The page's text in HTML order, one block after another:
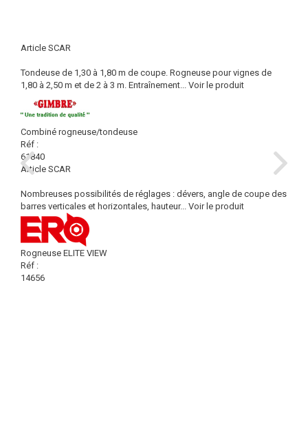
Article SCAR
Tondeuse de 1,30 à 1,80 m de coupe. Rogneuse pour vignes de
1,80 à 2,50 m et de 2 à 3 m. Entraînement... Voir le produit
Combiné rogneuse/tondeuse
Réf :
61840
Article SCAR
Nombreuses possibilités de réglages : dévers, angle de coupe des
barres verticales et horizontales, hauteur... Voir le produit
Rogneuse ELITE VIEW
Réf :
14656